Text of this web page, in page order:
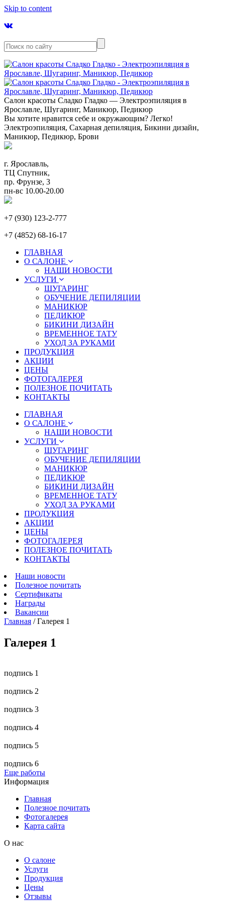
Skip to content
Салон красоты Сладко Гладко — Электроэпиляция в
Ярославле, Шугаринг, Маникюр, Педикюр
Вы хотите нравится себе и окружающим? Легко!
Электроэпиляция, Сахарная депиляция, Бикини дизайн,
Маникюр, Педикюр, Брови
г. Ярославль,
ТЦ Спутник,
пр. Фрунзе, 3
пн-вс 10.00-20.00
+7 (930) 123-2-777
+7 (4852) 68-16-17
ГЛАВНАЯ
О САЛОНЕ
НАШИ НОВОСТИ
УСЛУГИ
ШУГАРИНГ
ОБУЧЕНИЕ ДЕПИЛЯЦИИ
МАНИКЮР
ПЕДИКЮР
БИКИНИ ДИЗАЙН
ВРЕМЕННОЕ ТАТУ
УХОД ЗА РУКАМИ
ПРОДУКЦИЯ
АКЦИИ
ЦЕНЫ
ФОТОГАЛЕРЕЯ
ПОЛЕЗНОЕ ПОЧИТАТЬ
КОНТАКТЫ
ГЛАВНАЯ
О САЛОНЕ
НАШИ НОВОСТИ
УСЛУГИ
ШУГАРИНГ
ОБУЧЕНИЕ ДЕПИЛЯЦИИ
МАНИКЮР
ПЕДИКЮР
БИКИНИ ДИЗАЙН
ВРЕМЕННОЕ ТАТУ
УХОД ЗА РУКАМИ
ПРОДУКЦИЯ
АКЦИИ
ЦЕНЫ
ФОТОГАЛЕРЕЯ
ПОЛЕЗНОЕ ПОЧИТАТЬ
КОНТАКТЫ
Наши новости
Полезное почитать
Сертификаты
Награды
Вакансии
Главная /Галерея 1
Галерея 1
подпись 1
подпись 2
подпись 3
подпись 4
подпись 5
подпись 6
Еще работы
Информация
Главная
Полезное почитать
Фотогалерея
Карта сайта
О нас
О салоне
Услуги
Продукция
Цены
Отзывы